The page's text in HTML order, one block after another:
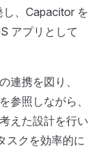
、Capacitor を
アプリとして
連携を図り、
参照しながら、
えた設計を行い
スクを効率的に